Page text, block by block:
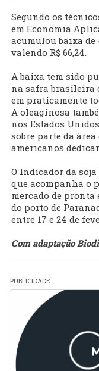
Segundo os
em Economia
acumulou baixa de
valendo R$ 66,24.
A baixa tem sido
na safra brasileira
em praticamente
A oleaginosa
nos Estados
sobre parte da
americanos
O Indicador da
que acompanha o
mercado de pronta
do porto de
entre 17 e 24 de
Com adaptação
PUBLICIDADE